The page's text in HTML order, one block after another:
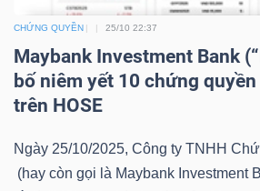
CHỨNG QUYỀN 25/10 22:37
Maybank Investment Bank
bố niêm yết 10 chứng
trên HOSE
Ngày 25/10/2025, Công ty TNHH
(hay còn gọi là Maybank Investment
(-)
VS-